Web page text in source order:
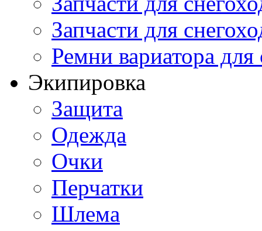
Запчасти для
Ремни вариатора для
Экипировка
Защита
Одежда
Очки
Перчатки
Шлема